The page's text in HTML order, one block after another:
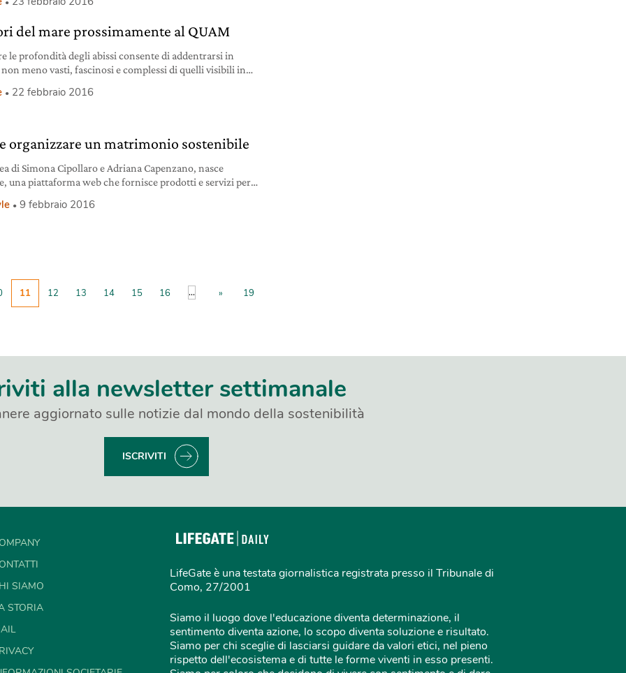
del mare prossimamente al QUAM
le profondità degli abissi consente di addentrarsi in
meno vasti, fascinosi e complessi di quelli visibili in
scenari naturalistici e biodiversità subacquea con
22 febbraio 2016
organizzare un matrimonio sostenibile
di Simona Cipollaro e Adriana Capenzano, nasce
una piattaforma web che fornisce prodotti e servizi per
9 febbraio 2016
11 12 13 14 15 16 ... » 19
alla newsletter settimanale
aggiornato sulle notizie dal mondo della sostenibilità
ISCRIVITI
SIAMO
STORIA
LifeGate è una testata giornalistica registrata presso il Tribunale di
Como, 27/2001
Siamo il luogo dove l'educazione diventa determinazione, il
sentimento diventa azione, lo scopo diventa soluzione e risultato.
Siamo per chi sceglie di lasciarsi guidare da valori etici, nel pieno
rispetto dell'ecosistema e di tutte le forme viventi in esso presenti.